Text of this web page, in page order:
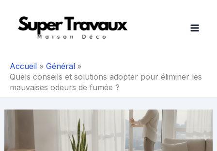
contenu
Accueil
Général
Quels conseils et solutions adopter pour éliminer les
mauvaises odeurs de fumée ?